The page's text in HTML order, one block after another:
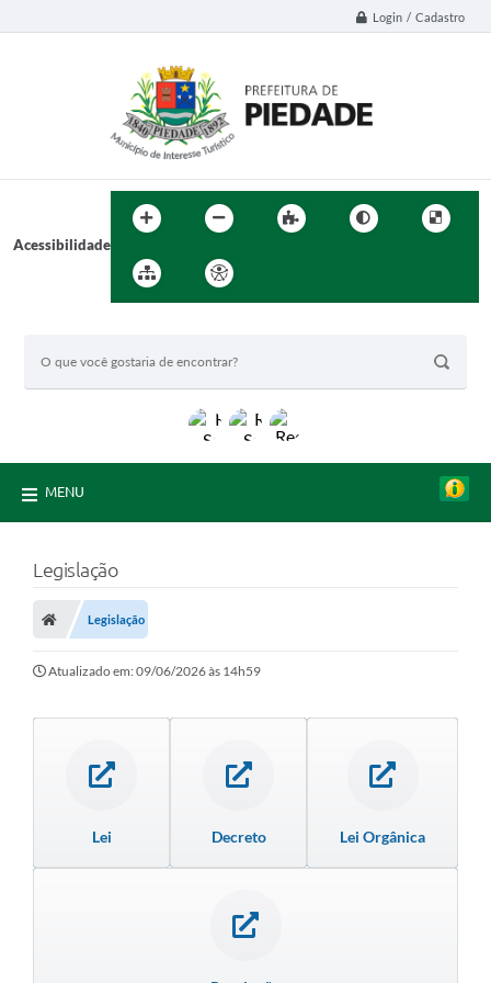
Login / Cadastro
Acessibilidade
MENU
Legislação
Legislação
Atualizado em: 09/06/2026 às 14h59
Lei Decreto Lei Orgânica